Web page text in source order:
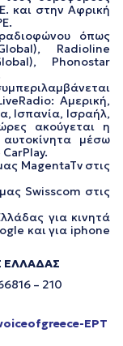
και στην Αφρική
όπως
Radioline
Phonostar
Αμερική,
Ισπανία, Ισραήλ,
ακούγεται η
μέσω
MagentaTv στις
Swisscom στις
για κινητά
και για iphone
ΕΛΛΑΔΑΣ
– 210
ΕΡΤ